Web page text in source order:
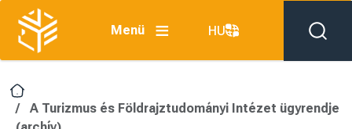
Ugrás a tartalomra
Menü
HU
A Turizmus és Földrajztudományi Intézet ügyrendje